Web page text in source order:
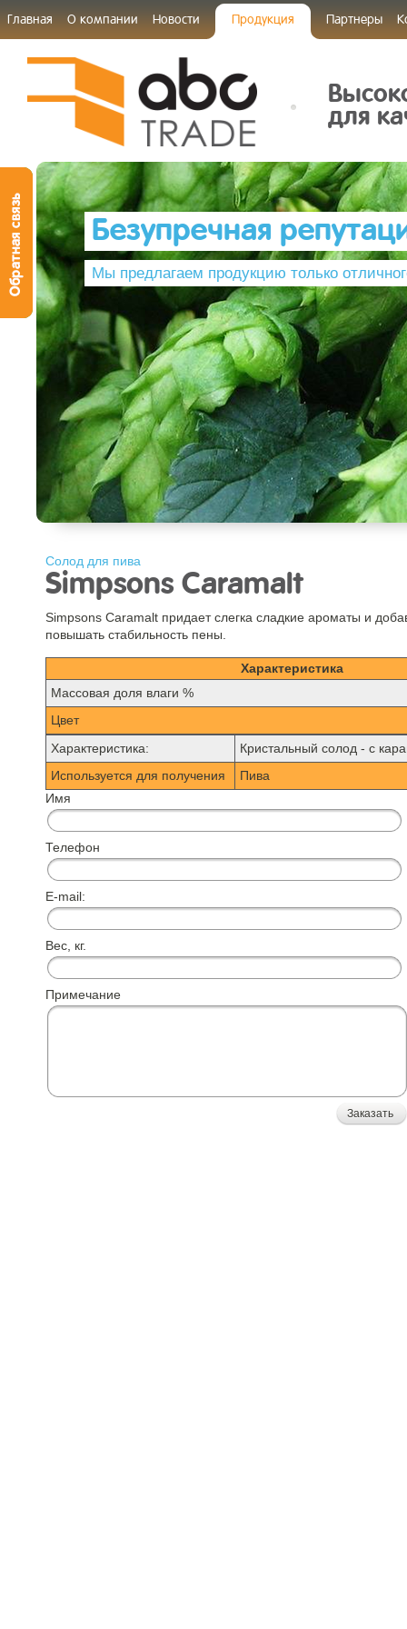
Главная О компании Новости Продукция Партнеры
для
Безупречная
Мы предлагаем продукцию только
Солод для пива
Simpsons Caramalt
Simpsons Caramalt придает слегка сладкие ароматы и
повышать стабильность пены.
Характеристика
Mассовая доля влаги %
Цвет
Характеристика:
Кристальный солод - с
Используется для получения
Пива
Имя
Телефон
E-mail:
Вес, кг.
Примечание
Заказать